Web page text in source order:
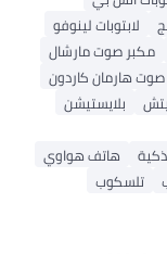
لابتوبات لينوفو
مكبر صوت مارشال
هارمان كاردون
بلايستيشن
هاتف هواوي
تلسكوب